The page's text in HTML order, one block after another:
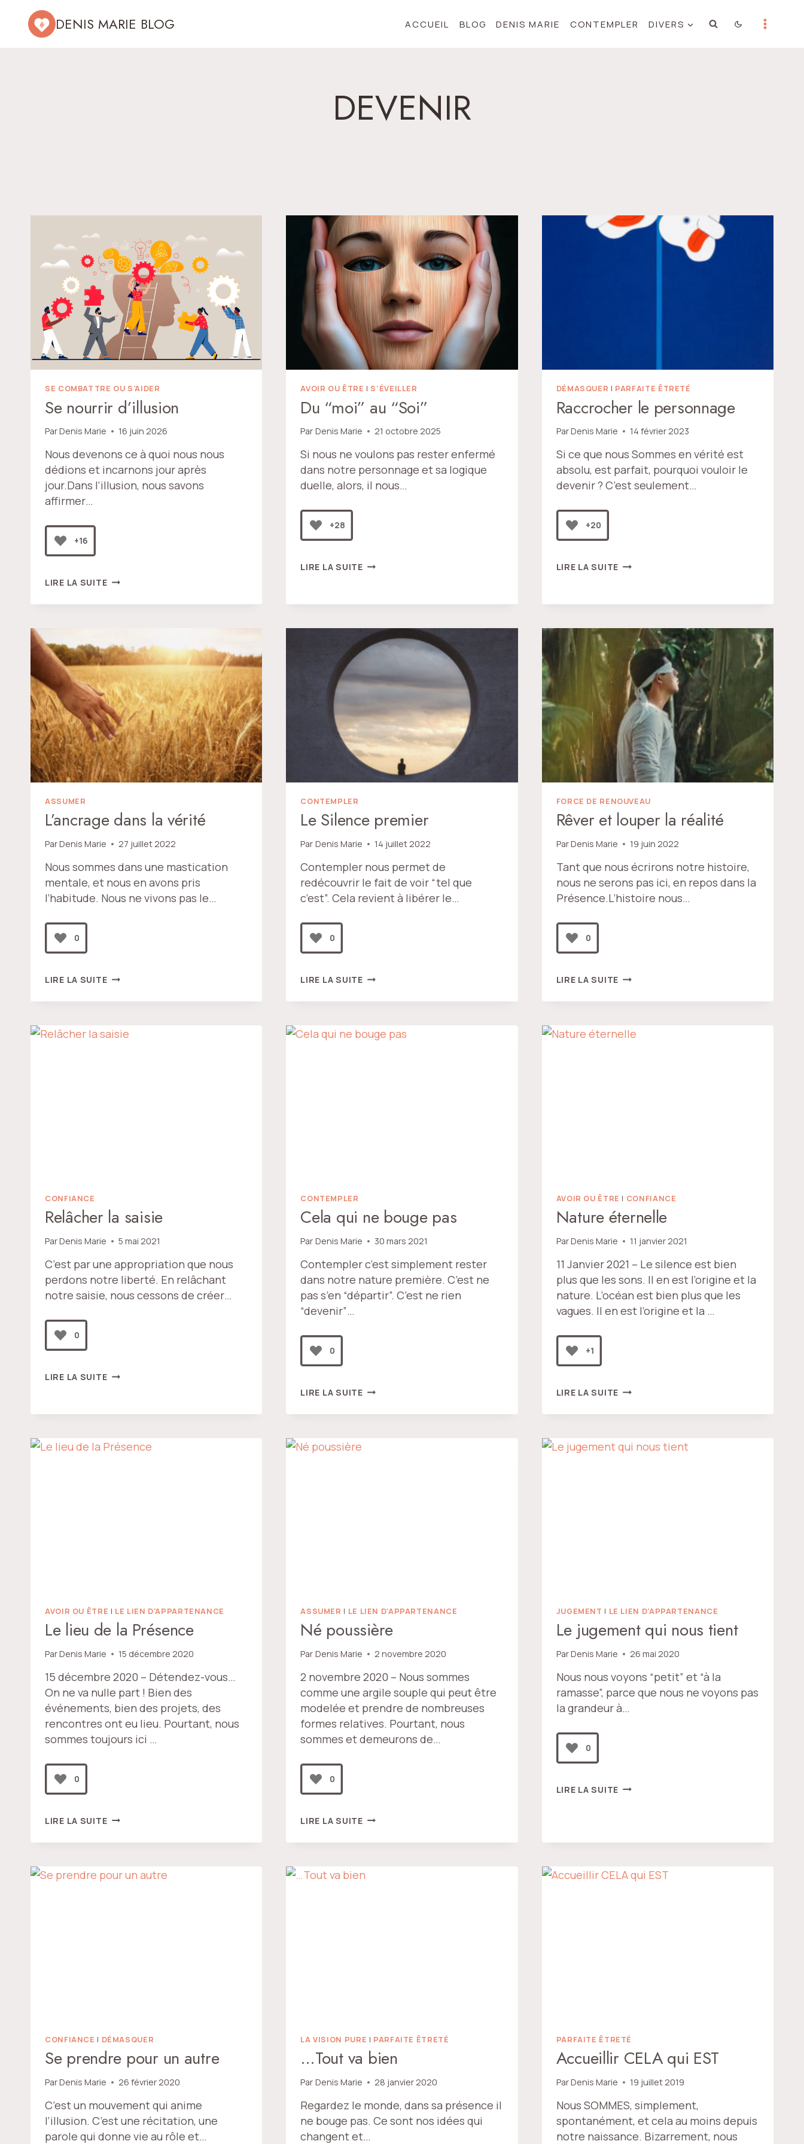
contenu
DENIS MARIE BLOG ACCUEIL BLOG DENIS MARIE CONTEMPLER DIVERS
DEVENIR
SE COMBATTRE OU S'AIDER
Se nourrir d’illusion
ParDenis Marie 16 juin 2026
Nous devenons ce à quoi nous nous
dédions et incarnons jour après
jour.Dans l’illusion, nous savons
affirmer…
+16
LIRE LA SUITESE
D’ILLUSION
AVOIR OU ÊTRE |S’ÉVEILLER
Du “moi” au “Soi”
Par Denis Marie 21 octobre 2025
Si nous ne voulons pas rester enfermé
dans notre personnage et sa logique
duelle, alors, il nous…
+28
LIRE LA SUITEDU
“SOI”
DÉMASQUER | PARFAITE ÊTRETÉ
Raccrocher le personnage
ParDenis Marie 14 février 2023
Si ce que nous Sommes en vérité est
absolu, est parfait, pourquoi vouloir le
devenir ? C’est seulement…
+20
LIRE LA SUITE RACCROCHER
ASSUMER
L’ancrage dans la vérité
ParDenis Marie 27 juillet 2022
Nous sommes dans une mastication
mentale, et nous en avons pris
l’habitude. Nous ne vivons pas le…
0
LIRE LA SUITEL’ANCRAGE
LA
CONTEMPLER
Le Silence premier
Par Denis Marie 14 juillet 2022
Contempler nous permet de
redécouvrir le fait de voir “tel que
c’est”. Cela revient à libérer le…
0
LIRE LA SUITELE
PREMIER
FORCE DE RENOUVEAU
Rêver et louper la réalité
ParDenis Marie 19 juin 2022
Tant que nous écrirons notre histoire,
nous ne serons pas ici, en repos dans la
Présence.L’histoire nous…
0
LIRE LA SUITE RÊVER
LOUPER
RÉALITÉ
CONFIANCE
Relâcher la saisie
ParDenis Marie 5 mai 2021
C’est par une appropriation que nous
perdons notre liberté. En relâchant
notre saisie, nous cessons de créer…
0
LIRE LA SUITERELÂCHER
CONTEMPLER
Cela qui ne bouge pas
Par Denis Marie 30 mars 2021
Contempler c’est simplement rester
dans notre nature première. C’est ne
pas s’en “départir”. C’est ne rien
“devenir”…
0
LIRE LA SUITECELA
NE
AVOIR OU ÊTRE | CONFIANCE
Nature éternelle
ParDenis Marie 11 janvier 2021
11 Janvier 2021 – Le silence est bien
plus que les sons. Il en est l’origine et la
nature. L’océan est bien plus que les
vagues. Il en est l’origine et la …
+1
LIRE LA SUITE NATURE
AVOIR OU ÊTRE | LE LIEN D'APPARTENANCE
Le lieu de la Présence
ParDenis Marie 15 décembre 2020
15 décembre 2020 – Détendez-vous…
On ne va nulle part ! Bien des
événements, bien des projets, des
rencontres ont eu lieu. Pourtant, nous
sommes toujours ici …
0
LIRE LA SUITELE
DE
PRÉSENCE
ASSUMER | LE LIEN D'APPARTENANCE
Né poussière
Par Denis Marie 2 novembre 2020
2 novembre 2020 – Nous sommes
comme une argile souple qui peut être
modelée et prendre de nombreuses
formes relatives. Pourtant, nous
sommes et demeurons de…
0
LIRE LA SUITENÉ
JUGEMENT | LE LIEN D'APPARTENANCE
Le jugement qui nous tient
ParDenis Marie 26 mai 2020
Nous nous voyons “petit” et “à la
ramasse”, parce que nous ne voyons pas
la grandeur à…
0
LIRE LA SUITE LE
TIENT
CONFIANCE | DÉMASQUER
Se prendre pour un autre
ParDenis Marie 26 février 2020
C’est un mouvement qui anime
l’illusion. C’est une récitation, une
parole qui donne vie au rôle et…
LA VISION PURE | PARFAITE ÊTRETÉ
…Tout va bien
Par Denis Marie 28 janvier 2020
Regardez le monde, dans sa présence il
ne bouge pas. Ce sont nos idées qui
changent et…
PARFAITE ÊTRETÉ
Accueillir CELA qui EST
ParDenis Marie 19 juillet 2019
Nous SOMMES, simplement,
spontanément, et cela au moins depuis
notre naissance. Bizarrement, nous